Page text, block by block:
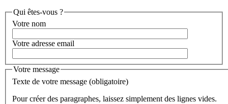
Qui êtes-vous ?
Votre nom
Votre adresse email
Votre message
Texte de votre message (obligatoire)
Pour créer des paragraphes, laissez simplement des lignes vides.